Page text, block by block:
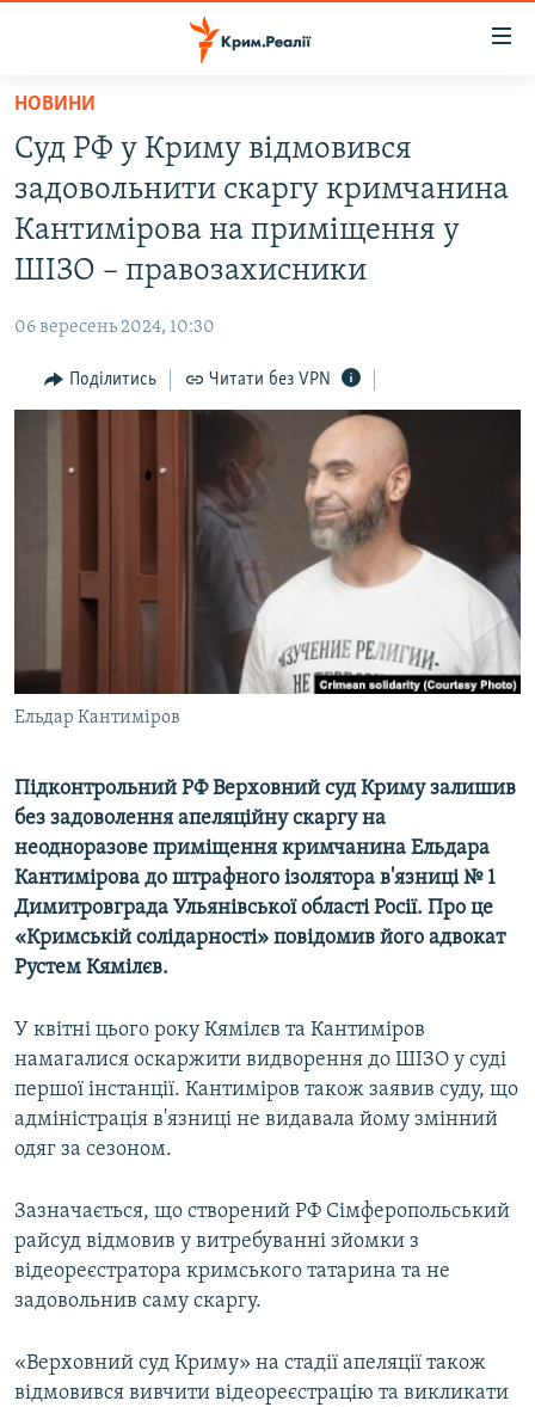
Перейти
основного
матеріалу
Перейти
до
основної
Перейти
пошуку
ВОДА.КРИМ
ВІДЕО ТА ФОТО
ПОЛІТИКА
ПОГЛЯД
ІНТЕРВ'Ю
СПЕЦПРОЕКТИ
СВІДЧЕННЯ ОКУПАЦІЇ
УКРАЇНСЬКА ПРОБЛЕМА КРИМУ
ЯК ОБІЙТИ БЛОКУВАННЯ
Русский
Усі сайти RFE/RL
НОВИНИ
Суд РФ у Криму відмовився
задовольнити скаргу кримчанина
Кантимірова на приміщення у
ШІЗО – правозахисники
06 вересень 2024, 10:30
Поділитись Читати без VPN
Ельдар Кантиміров
Підконтрольний РФ Верховний суд Криму залишив
без задоволення апеляційну скаргу на
неодноразове приміщення кримчанина Ельдара
Кантимірова до штрафного ізолятора в'язниці № 1
Димитровграда Ульянівської області Росії. Про це
«Кримській солідарності» повідомив його адвокат
Рустем Кямілєв.
У квітні цього року Кямілєв та Кантиміров
намагалися оскаржити видворення до ШІЗО у суді
першої інстанції. Кантиміров також заявив суду, що
адміністрація в'язниці не видавала йому змінний
одяг за сезоном.
Зазначається, що створений РФ Сімферопольський
райсуд відмовив у витребуванні зйомки з
відеореєстратора кримського татарина та не
задовольнив саму скаргу.
«Верховний суд Криму» на стадії апеляції також
відмовився вивчити відеореєстрацію та викликати